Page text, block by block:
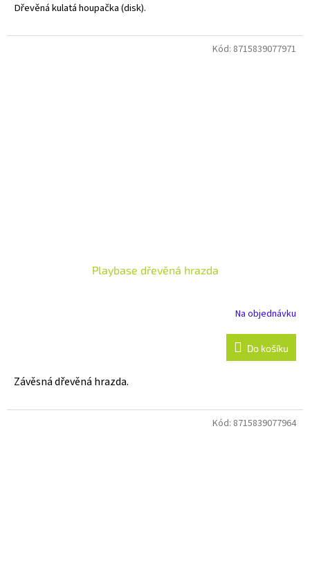
Dřevěná kulatá houpačka (disk).
Playbase dřevěná hrazda
Na objednávku
Do košíku
Závěsná dřevěná hrazda.
Kód: 8715839077971
Kód: 8715839077964